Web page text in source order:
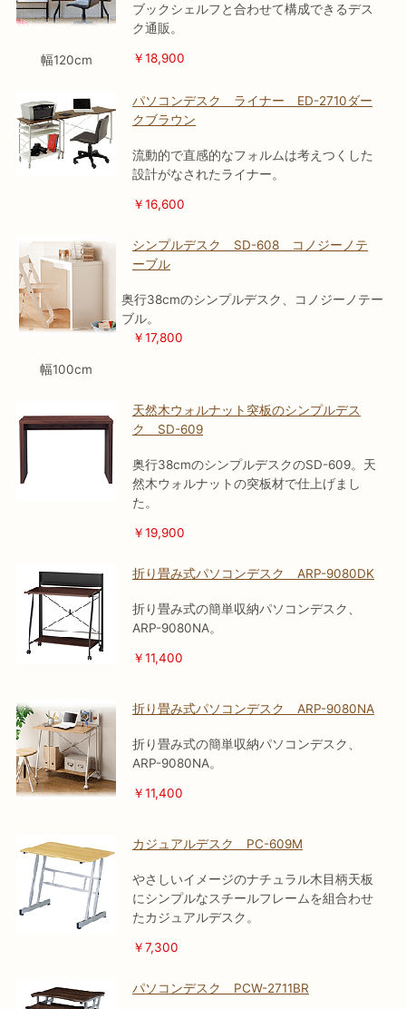
幅120cm
ブックシェルフと合わせて構成できるデス
ク通販。
￥18,900
パソコンデスク ライナー ED-2710ダー
クブラウン
流動的で直感的なフォルムは考えつくした
設計がなされたライナー。
￥16,600
幅100cm
シンプルデスク SD-608 コノジーノテ
ーブル
奥行38cmのシンプルデスク、コノジーノテー
ブル。
￥17,800
天然木ウォルナット突板のシンプルデス
ク SD-609
奥行38cmのシンプルデスクのSD-609。天
然木ウォルナットの突板材で仕上げまし
た。
￥19,900
折り畳み式パソコンデスク ARP-9080DK
折り畳み式の簡単収納パソコンデスク、
ARP-9080NA。
￥11,400
折り畳み式パソコンデスク ARP-9080NA
折り畳み式の簡単収納パソコンデスク、
ARP-9080NA。
￥11,400
カジュアルデスク PC-609M
やさしいイメージのナチュラル木目柄天板
にシンプルなスチールフレームを組合わせ
たカジュアルデスク。
￥7,300
パソコンデスク PCW-2711BR